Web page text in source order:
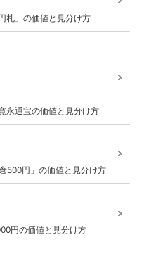
札」の価値と見分け方
永通宝の価値と見分け方
500円」の価値と見分け方
円の価値と見分け方